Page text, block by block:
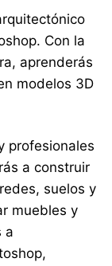
Con la
aprenderás
modelos 3D
profesionales
a construir
suelos y
muebles y
a